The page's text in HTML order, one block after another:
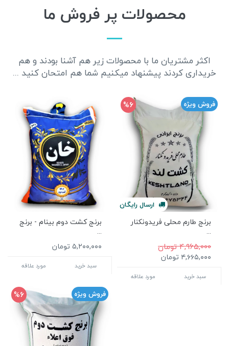
محصولات پر فروش ما
اکثر مشتریان ما با محصولات زیر هم آشنا بودند و هم
خریداری کردند پیشنهاد میکنیم شما هم امتحان کنید ...
فروش ویژه %6
ارسالرایگان
برنج طارم محلی فریدونکنار
...
۴,۹۶۵,۰۰۰ تومان
۴,۶۶۵,۰۰۰ تومان
سبد خرید مورد علاقه
برنج کشت دوم بینام - برنج
...
۵,۲۰۰,۰۰۰ تومان
سبد خرید مورد علاقه
فروش ویژه %6